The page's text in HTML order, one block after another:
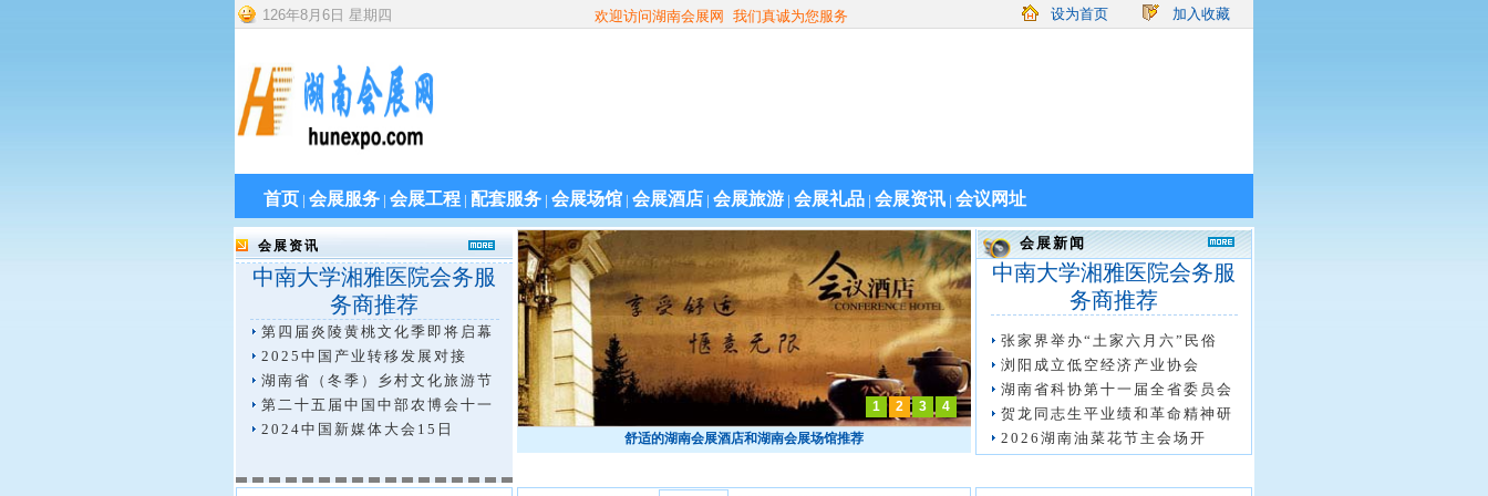
126年8月 6 日 星期四 欢迎访问湖南会展网 我们真诚为您服务 设为首页 加入收藏
首页 | 会展服务 | 会展工程 | 配套服务 | 会展场馆 | 会展酒店 | 会展旅游 | 会展礼品 | 会展资讯 | 会议网址
会展资讯
中南大学湘雅医院会务服
务商推荐
第四届炎陵黄桃文化季即将启幕
2025中国产业转移发展对接
湖南省（冬季）乡村文化旅游节
第二十五届中国中部农博会十一
2024中国新媒体大会15日
会展新闻
中南大学湘雅医院会务服
务商推荐
张家界举办“土家六月六”民俗
浏阳成立低空经济产业协会
湖南省科协第十一届全省委员会
贺龙同志生平业绩和革命精神研
2026湖南油菜花节主会场开